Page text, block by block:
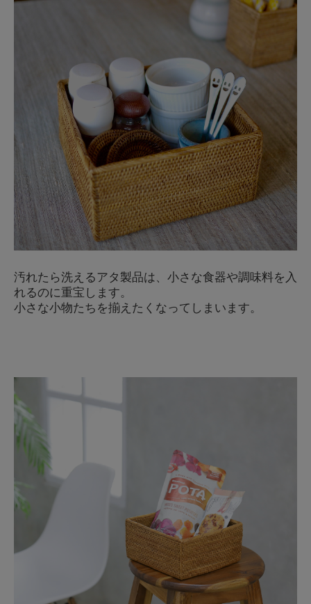
汚れたら洗えるアタ製品は、小さな食器や調味料を入
れるのに重宝します。
小さな小物たちを揃えたくなってしまいます。